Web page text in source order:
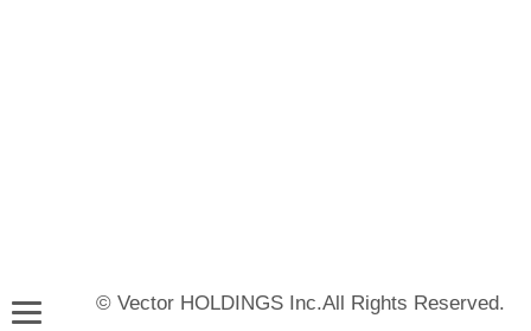
© Vector HOLDINGS Inc.All Rights Reserved.